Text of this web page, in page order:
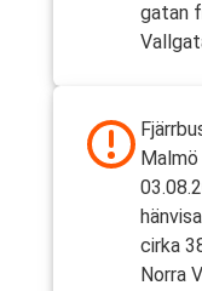
gatan
cirka
Norra